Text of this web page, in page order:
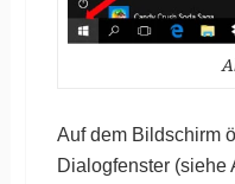
Auf dem Bildschirm
Dialogfenster (siehe